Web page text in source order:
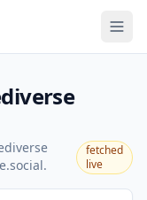
fetched
live